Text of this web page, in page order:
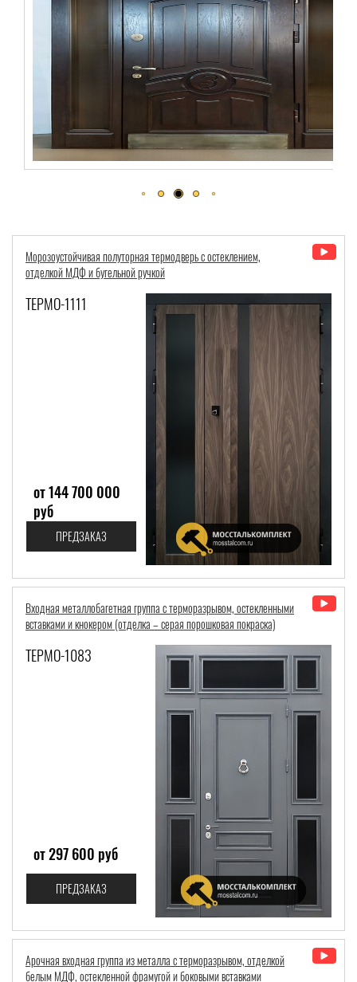
Морозоустойчивая полуторная термодверь с остеклением,
отделкой МДФ и бугельной ручкой
ТЕРМО-1111
от 144 700 000
руб
ПРЕДЗАКАЗ
Входная металлобагетная группа с терморазрывом, остекленными
вставками и кнокером (отделка – серая порошковая покраска)
ТЕРМО-1083
от 297 600 руб
ПРЕДЗАКАЗ
Арочная входная группа из металла с терморазрывом, отделкой
белым МДФ, остекленной фрамугой и боковыми вставками